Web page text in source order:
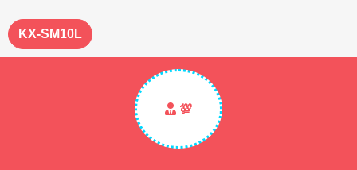
KX-SM10L
💯